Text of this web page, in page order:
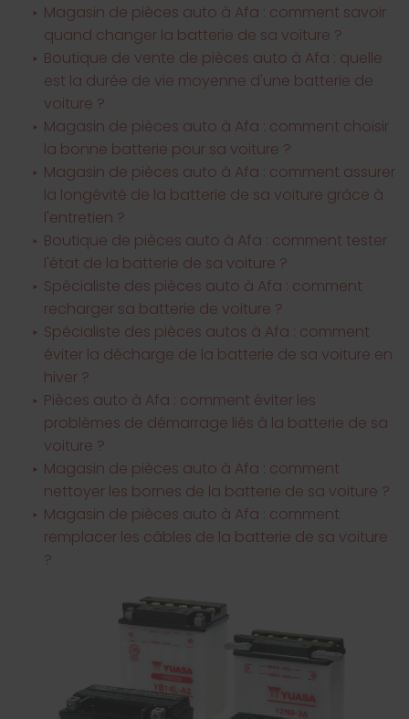
Magasin de pièces auto à Afa : comment savoir
quand changer la batterie de sa voiture ?
Boutique de vente de pièces auto à Afa : quelle
est la durée de vie moyenne d'une batterie de
voiture ?
Magasin de pièces auto à Afa : comment choisir
la bonne batterie pour sa voiture ?
Magasin de pièces auto à Afa : comment assurer
la longévité de la batterie de sa voiture grâce à
l'entretien ?
Boutique de pièces auto à Afa : comment tester
l'état de la batterie de sa voiture ?
Spécialiste des pièces auto à Afa : comment
recharger sa batterie de voiture ?
Spécialiste des pièces autos à Afa : comment
éviter la décharge de la batterie de sa voiture en
hiver ?
Pièces auto à Afa : comment éviter les
problèmes de démarrage liés à la batterie de sa
voiture ?
Magasin de pièces auto à Afa : comment
nettoyer les bornes de la batterie de sa voiture ?
Magasin de pièces auto à Afa : comment
remplacer les câbles de la batterie de sa voiture
?